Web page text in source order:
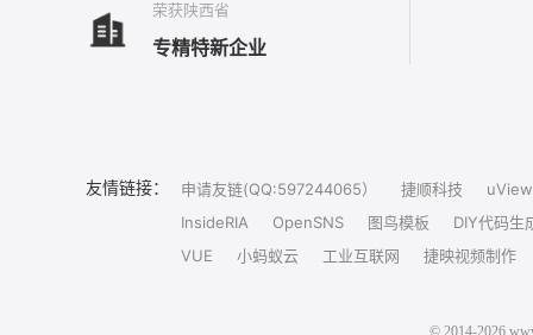
荣获陕西省
专精特新企业
友情链接： 申请友链(QQ:597244065） 捷顺科技
uView
InsideRIA
OpenSNS 图鸟模板
DIY代码生
VUE
小蚂蚁云 工业互联网 捷映视频制作
© 2014-2026